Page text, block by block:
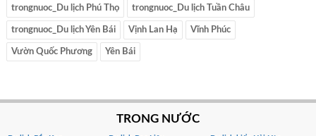
trongnuoc_Du lịch Phú Thọ trongnuoc_Du lịch Tuần Châu
trongnuoc_Du lịch Yên Bái Vịnh Lan Hạ Vĩnh Phúc
Vườn Quốc Phương Yên Bái
TRONG NƯỚC